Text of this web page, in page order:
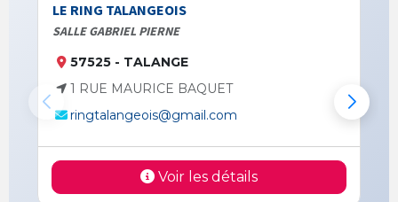
LE RING TALANGEOIS
SALLE GABRIEL PIERNE
57525 - TALANGE
1 RUE MAURICE BAQUET
ringtalangeois@gmail.com
Voir les détails